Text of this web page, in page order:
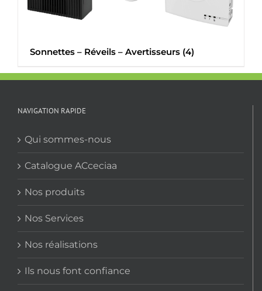
Sonnettes – Réveils – Avertisseurs (4)
NAVIGATION RAPIDE
Qui sommes-nous
Catalogue ACceciaa
Nos produits
Nos Services
Nos réalisations
Ils nous font confiance